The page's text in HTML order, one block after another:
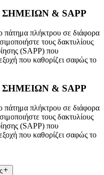
& SAPP
πάτημα πλήκτρου σε διάφορα
τους δακτυλίους
(SAPP) που
που καθορίζει σαφώς το
& SAPP
πάτημα πλήκτρου σε διάφορα
τους δακτυλίους
(SAPP) που
που καθορίζει σαφώς το